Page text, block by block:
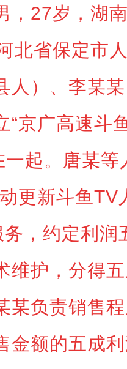
，27岁，湖
北省保定市
人）、李某
“京广高速斗
一起。唐某
更新斗鱼TV
务，约定利
维护，分得
某负责销售
金额的五成